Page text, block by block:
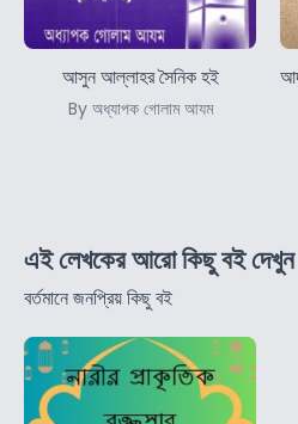
আসুন আল্লাহর সৈনিক হই
By অধ্যাপক গোলাম আযম
এই লেখকের আরো কিছু বই দেখুন
বর্তমানে জনপ্রিয় কিছু বই